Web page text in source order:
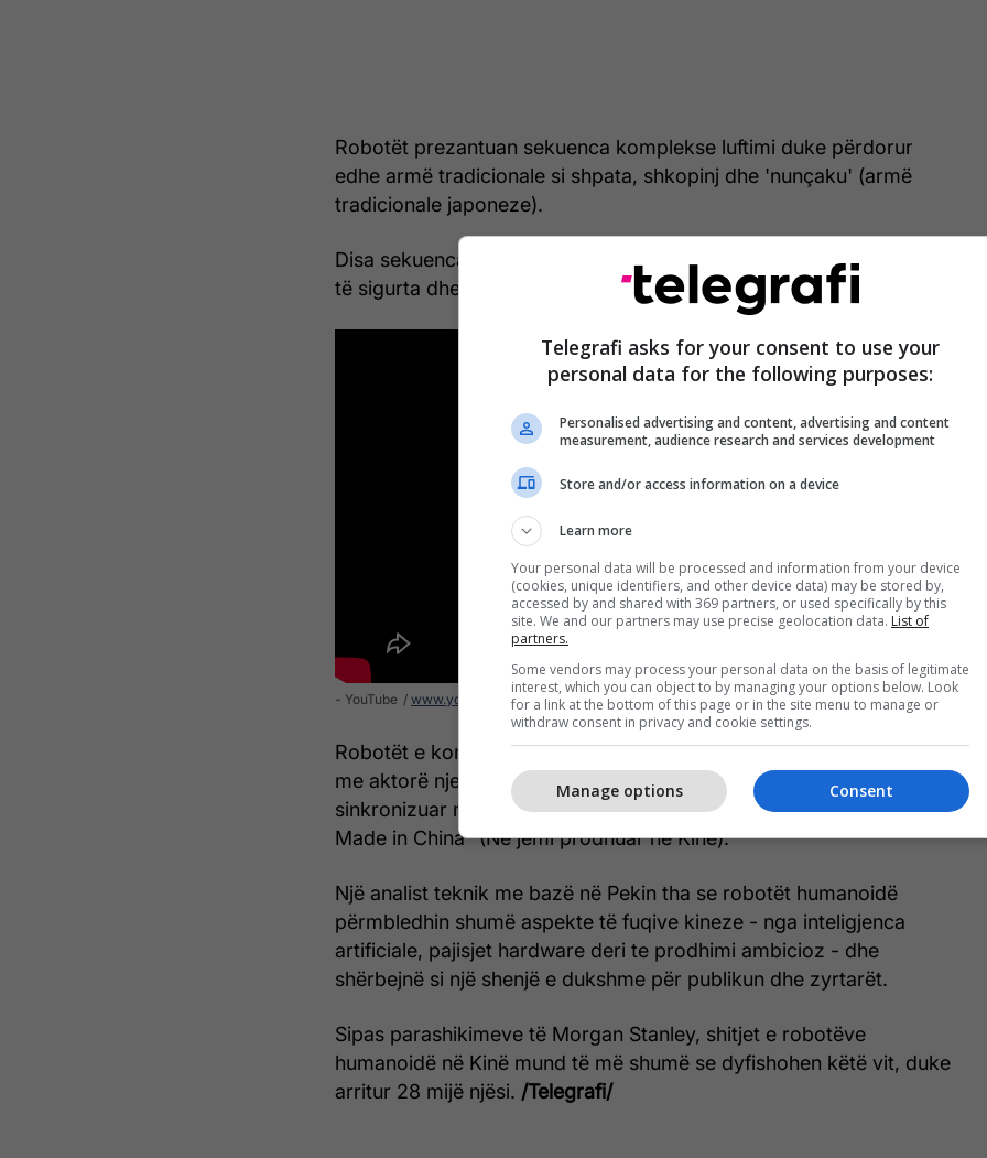
Robotët prezantuan sekuenca komplekse luftimi duke përdorur
edhe armë tradicionale si shpata, shkopinj dhe 'nunçaku' (armë
tradicionale japoneze).
Disa sekuenca përfshinin imitime të teknikave të “boksit”, lëvizje jo
të sigurta dhe rënie të kontrolluara.
- YouTube www.youtube.com
Robotët e kompanisë Noetix interpretonin një skeç komik së bashku
me aktorë njerëz, ndërsa ata të MagicLab realizuan një valle të
sinkronizuar me artistë njerëzorë, shoqëruar me këngën “We Are
Made in China” (Ne jemi prodhuar në Kinë).
Një analist teknik me bazë në Pekin tha se robotët humanoidë
përmbledhin shumë aspekte të fuqive kineze - nga inteligjenca
artificiale, pajisjet hardware deri te prodhimi ambicioz - dhe
shërbejnë si një shenjë e dukshme për publikun dhe zyrtarët.
Sipas parashikimeve të Morgan Stanley, shitjet e robotëve
humanoidë në Kinë mund të më shumë se dyfishohen këtë vit, duke
arritur 28 mijë njësi. /Telegrafi/
Telegrafi asks for your consent to use your
personal data for the following purposes:
Personalised advertising and content, advertising and content
measurement, audience research and services development
Store and/or access information on a device
Learn more
Your personal data will be processed and information from your device
(cookies, unique identifiers, and other device data) may be stored by,
accessed by and shared with 369 partners, or used specifically by this
site. We and our partners may use precise geolocation data. List of
partners.
Some vendors may process your personal data on the basis of legitimate
interest, which you can object to by managing your options below. Look
for a link at the bottom of this page or in the site menu to manage or
withdraw consent in privacy and cookie settings.
Consent
Manage options